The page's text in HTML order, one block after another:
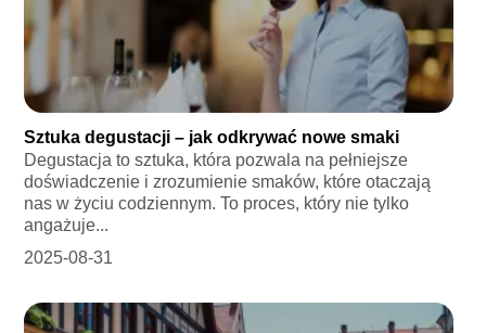
Sztuka degustacji – jak odkrywać nowe smaki
Degustacja to sztuka, która pozwala na pełniejsze
doświadczenie i zrozumienie smaków, które otaczają
nas w życiu codziennym. To proces, który nie tylko
angażuje...
2025-08-31